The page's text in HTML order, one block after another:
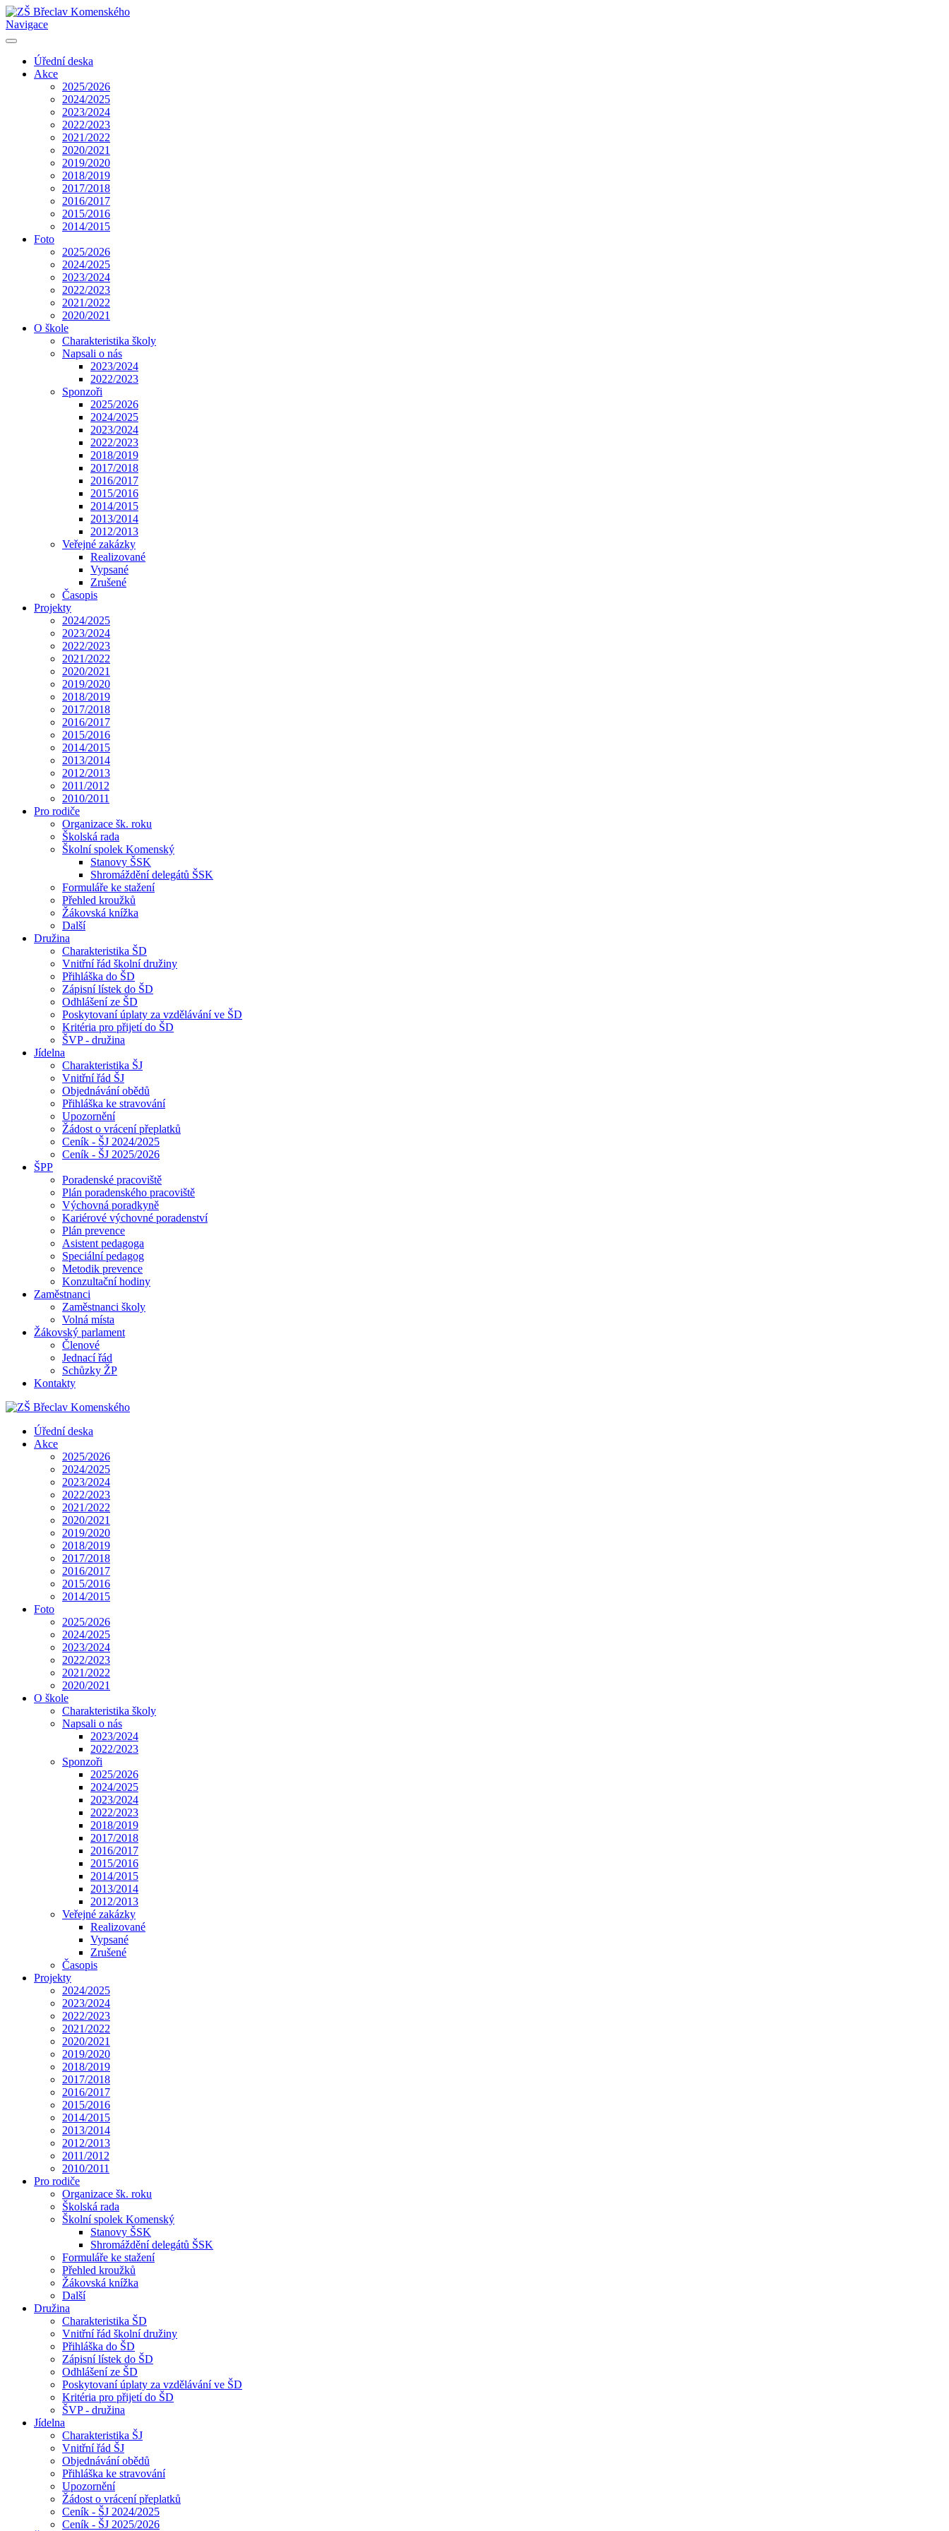
Navigace
Úřední deska
Akce
2025/2026
2024/2025
2023/2024
2022/2023
2021/2022
2020/2021
2019/2020
2018/2019
2017/2018
2016/2017
2015/2016
2014/2015
Foto
2025/2026
2024/2025
2023/2024
2022/2023
2021/2022
2020/2021
O škole
Charakteristika školy
Napsali o nás
2023/2024
2022/2023
Sponzoři
2025/2026
2024/2025
2023/2024
2022/2023
2018/2019
2017/2018
2016/2017
2015/2016
2014/2015
2013/2014
2012/2013
Veřejné zakázky
Realizované
Vypsané
Zrušené
Časopis
Projekty
2024/2025
2023/2024
2022/2023
2021/2022
2020/2021
2019/2020
2018/2019
2017/2018
2016/2017
2015/2016
2014/2015
2013/2014
2012/2013
2011/2012
2010/2011
Pro rodiče
Organizace šk. roku
Školská rada
Školní spolek Komenský
Stanovy ŠSK
Shromáždění delegátů ŠSK
Formuláře ke stažení
Přehled kroužků
Žákovská knížka
Další
Družina
Charakteristika ŠD
Vnitřní řád školní družiny
Přihláška do ŠD
Zápisní lístek do ŠD
Odhlášení ze ŠD
Poskytovaní úplaty za vzdělávání ve ŠD
Kritéria pro přijetí do ŠD
ŠVP - družina
Jídelna
Charakteristika ŠJ
Vnitřní řád ŠJ
Objednávání obědů
Přihláška ke stravování
Upozornění
Žádost o vrácení přeplatků
Ceník - ŠJ 2024/2025
Ceník - ŠJ 2025/2026
ŠPP
Poradenské pracoviště
Plán poradenského pracoviště
Výchovná poradkyně
Kariérové výchovné poradenství
Plán prevence
Asistent pedagoga
Speciální pedagog
Metodik prevence
Konzultační hodiny
Zaměstnanci
Zaměstnanci školy
Volná místa
Žákovský parlament
Členové
Jednací řád
Schůzky ŽP
Kontakty
Úřední deska
Akce
2025/2026
2024/2025
2023/2024
2022/2023
2021/2022
2020/2021
2019/2020
2018/2019
2017/2018
2016/2017
2015/2016
2014/2015
Foto
2025/2026
2024/2025
2023/2024
2022/2023
2021/2022
2020/2021
O škole
Charakteristika školy
Napsali o nás
2023/2024
2022/2023
Sponzoři
2025/2026
2024/2025
2023/2024
2022/2023
2018/2019
2017/2018
2016/2017
2015/2016
2014/2015
2013/2014
2012/2013
Veřejné zakázky
Realizované
Vypsané
Zrušené
Časopis
Projekty
2024/2025
2023/2024
2022/2023
2021/2022
2020/2021
2019/2020
2018/2019
2017/2018
2016/2017
2015/2016
2014/2015
2013/2014
2012/2013
2011/2012
2010/2011
Pro rodiče
Organizace šk. roku
Školská rada
Školní spolek Komenský
Stanovy ŠSK
Shromáždění delegátů ŠSK
Formuláře ke stažení
Přehled kroužků
Žákovská knížka
Další
Družina
Charakteristika ŠD
Vnitřní řád školní družiny
Přihláška do ŠD
Zápisní lístek do ŠD
Odhlášení ze ŠD
Poskytovaní úplaty za vzdělávání ve ŠD
Kritéria pro přijetí do ŠD
ŠVP - družina
Jídelna
Charakteristika ŠJ
Vnitřní řád ŠJ
Objednávání obědů
Přihláška ke stravování
Upozornění
Žádost o vrácení přeplatků
Ceník - ŠJ 2024/2025
Ceník - ŠJ 2025/2026